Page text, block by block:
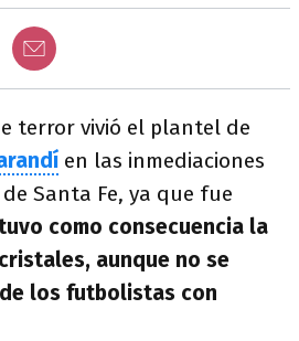
terror vivió el plantel de
en las inmediaciones
Santa Fe, ya que fue
como consecuencia la
aunque no se
los futbolistas con